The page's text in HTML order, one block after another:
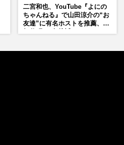
二宮和也、YouTube『よにの
ちゃんねる』で山田涼介の“お
友達”に有名ホストを推薦、歌